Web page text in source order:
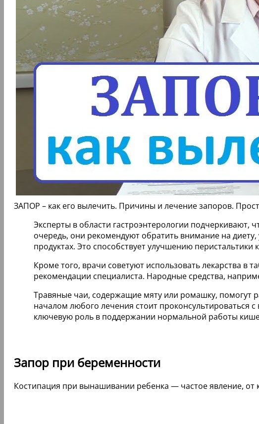
ЗАПОР – как его вылечить. Причины и лечение запоров.
Эксперты в области гастроэнтерологии
очередь, они рекомендуют обратить внимание на
продуктах. Это способствует улучшению перистальтики
Кроме того, врачи советуют использовать лекарства в
рекомендации специалиста. Народные средства,
Травяные чаи, содержащие мяту или ромашку, помогут
началом любого лечения стоит проконсультироваться
ключевую роль в поддержании нормальной работы
Запор при беременности
Костипация при вынашивании ребенка — частое явление, от